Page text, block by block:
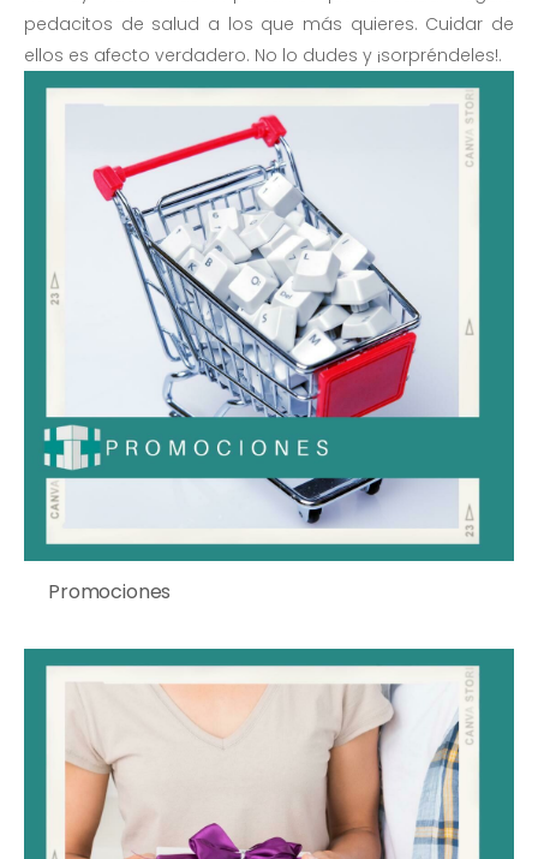
pedacitos de salud a los que más quieres. Cuidar de
ellos es afecto verdadero. No lo dudes y ¡sorpréndeles!.
Promociones